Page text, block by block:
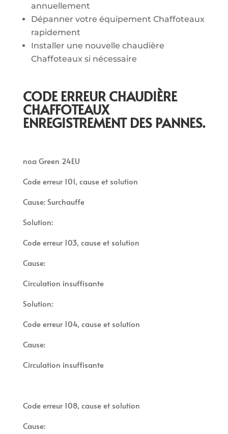
annuellement
Dépanner votre équipement Chaffoteaux
rapidement
Installer une nouvelle chaudière
Chaffoteaux si nécessaire
CODE ERREUR CHAUDIÈRE
CHAFFOTEAUX
ENREGISTREMENT DES PANNES.
noa Green 24EU
Code erreur 101, cause et solution
Cause: Surchauffe
Solution:
Code erreur 103, cause et solution
Cause:
Circulation insuffisante
Solution:
Code erreur 104, cause et solution
Cause:
Circulation insuffisante
Code erreur 108, cause et solution
Cause: